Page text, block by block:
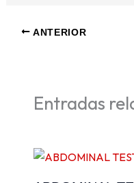
ANTERIOR
Entradas